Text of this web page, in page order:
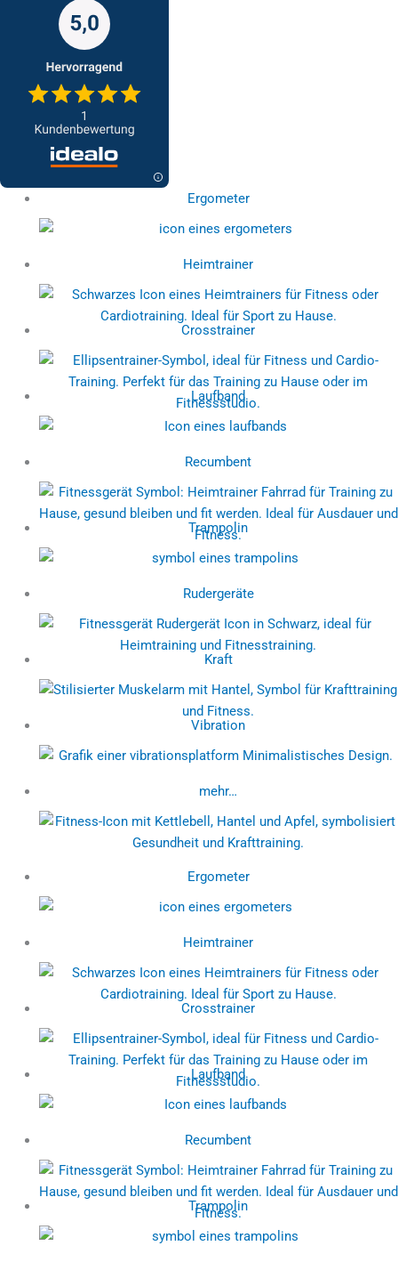
Ergometer
Heimtrainer
Crosstrainer
Laufband
Recumbent
Trampolin
Rudergeräte
Kraft
Vibration
mehr…
Ergometer
Heimtrainer
Crosstrainer
Laufband
Recumbent
Trampolin